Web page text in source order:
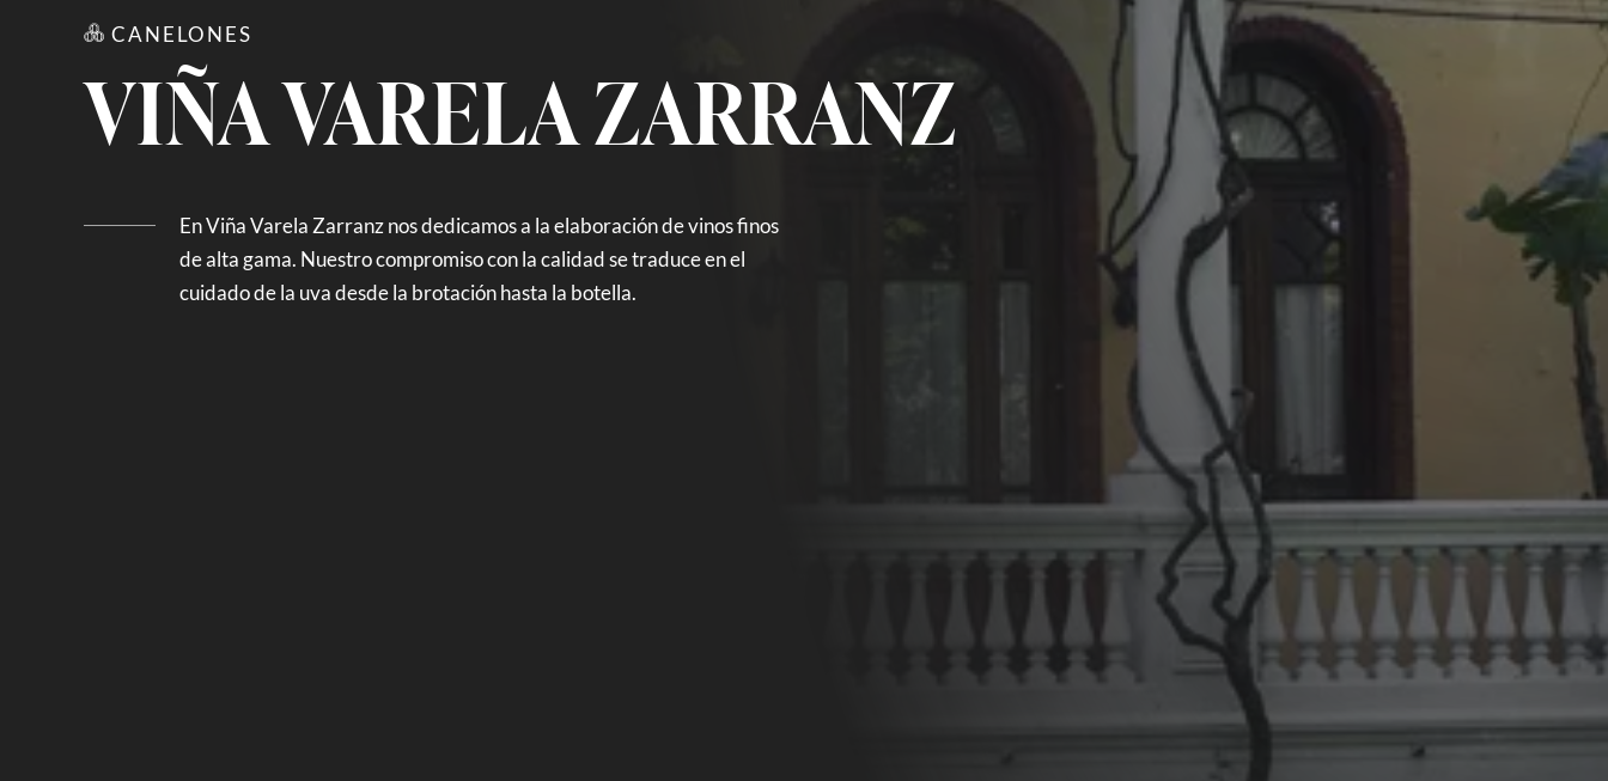
CANELONES
VIÑA VARELA ZARRANZ
En Viña Varela Zarranz nos dedicamos a la elaboración de vinos finos
de alta gama. Nuestro compromiso con la calidad se traduce en el
cuidado de la uva desde la brotación hasta la botella.